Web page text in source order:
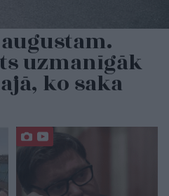
uzmanīgāk
ko saka